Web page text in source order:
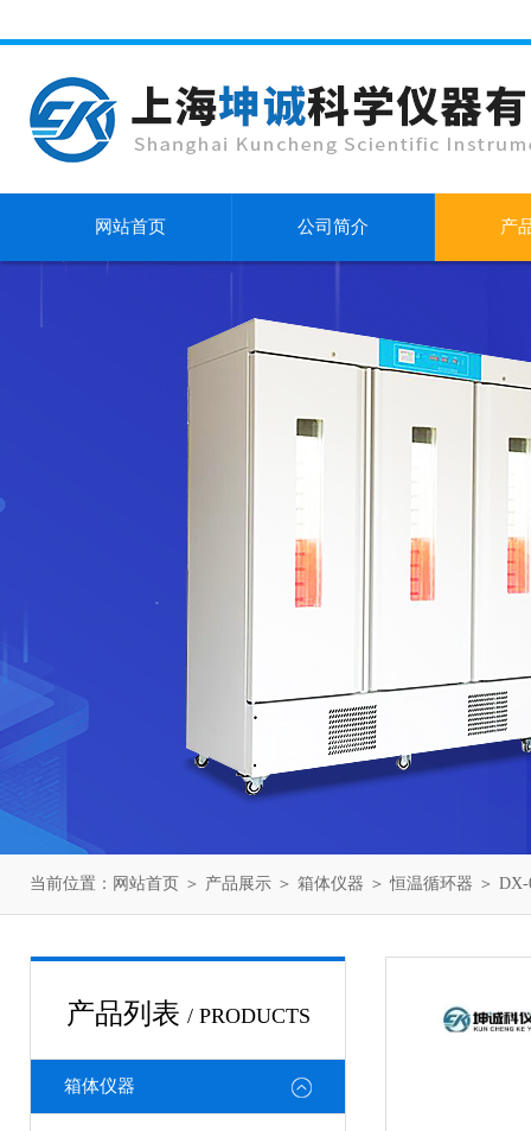
网站首页 公司简介 产
当前位置： 网站首页 ＞ 产品展示 ＞ 箱体仪器 ＞恒温循环器 ＞
产品列表 / PRODUCTS
箱体仪器